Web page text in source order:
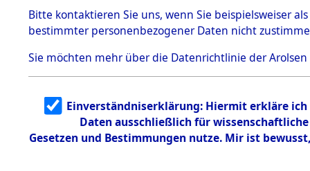
5.3.1 Alliierte
Erhebungen
zu
Todesmärsch
en
5.3.2
Identifizierun
g
5.3.3
Todesmärsch
Bitte kontaktieren Sie uns, wenn Sie beispielsweiser
bestimmter personenbezogener Daten nicht
Sie möchten mehr über die Datenrichtlinie der Arolsen
Einverständniserklärung: Hiermit erkläre
Daten ausschließlich für
Gesetzen und Bestimmungen nutze. Mir ist